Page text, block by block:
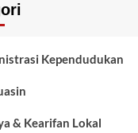
Kependudukan
& Kearifan Lokal